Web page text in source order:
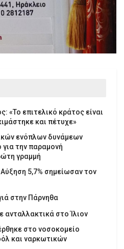
«Το επιτελικό κράτος είναι
και πέτυχε»
ενόπλων δυνάμεων
για την παραμονή
γραμμή
5,7% σημείωσαν τον
στην Πάρνηθα
στο Ίλιον
στο νοσοκομείο
και ναρκωτικών